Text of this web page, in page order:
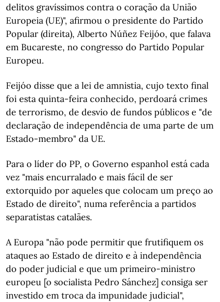
delitos gravíssimos contra o coração da União
Europeia (UE)", afirmou o presidente do Partido
Popular (direita), Alberto Núñez Feijóo, que falava
em Bucareste, no congresso do Partido Popular
Europeu.
Feijóo disse que a lei de amnistia, cujo texto final
foi esta quinta-feira conhecido, perdoará crimes
de terrorismo, de desvio de fundos públicos e "de
declaração de independência de uma parte de um
Estado-membro" da UE.
Para o líder do PP, o Governo espanhol está cada
vez "mais encurralado e mais fácil de ser
extorquido por aqueles que colocam um preço ao
Estado de direito", numa referência a partidos
separatistas catalães.
A Europa "não pode permitir que frutifiquem os
ataques ao Estado de direito e à independência
do poder judicial e que um primeiro-ministro
europeu [o socialista Pedro Sánchez] consiga ser
investido em troca da impunidade judicial",